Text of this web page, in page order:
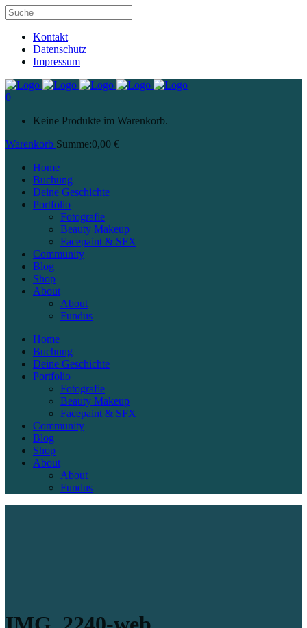
Kontakt
Datenschutz
Impressum
0
Keine Produkte im Warenkorb.
Warenkorb Summe:0,00 €
Home
Buchung
Deine Geschichte
Portfolio
Fotografie
Beauty Makeup
Facepaint & SFX
Community
Blog
Shop
About
About
Fundus
Home
Buchung
Deine Geschichte
Portfolio
Fotografie
Beauty Makeup
Facepaint & SFX
Community
Blog
Shop
About
About
Fundus